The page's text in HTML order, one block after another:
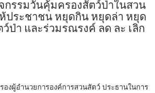
กรรมวันคุ้มครองสัตว์ป่าในสวน
ประชาชน หยุดกิน หยุดล่า หยุด
า และร่วมรณรงค์ ลด ละ เลิก
งผู้อำนวยการองค์การสวนสัตว์ ประธานในการ